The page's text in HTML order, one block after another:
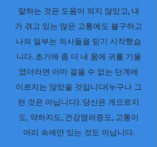
말하는 것은 도움이 되지 않았고, 내
가 겪고 있는 많은 고통에도 불구하고
나의 일부는 의사들을 믿기 시작했습
니다. 초기에 좀 더 내 몸에 귀를 기울
였더라면 아마 걸을 수 없는 단계에
이르지는 않았을 것입니다(누구나 그
런 것은 아닙니다). 당신은 게으르지
도, 약하지도, 건강염려증도, 고통이
머리 속에만 있는 것도 아닙니다.